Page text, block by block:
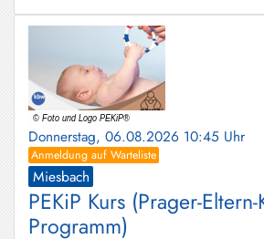
Donnerstag, 06.08.2026 10:45 Uhr
Anmeldung auf Warteliste
Miesbach
PEKiP Kurs (Prager-
Programm)
Wall
Weyarn